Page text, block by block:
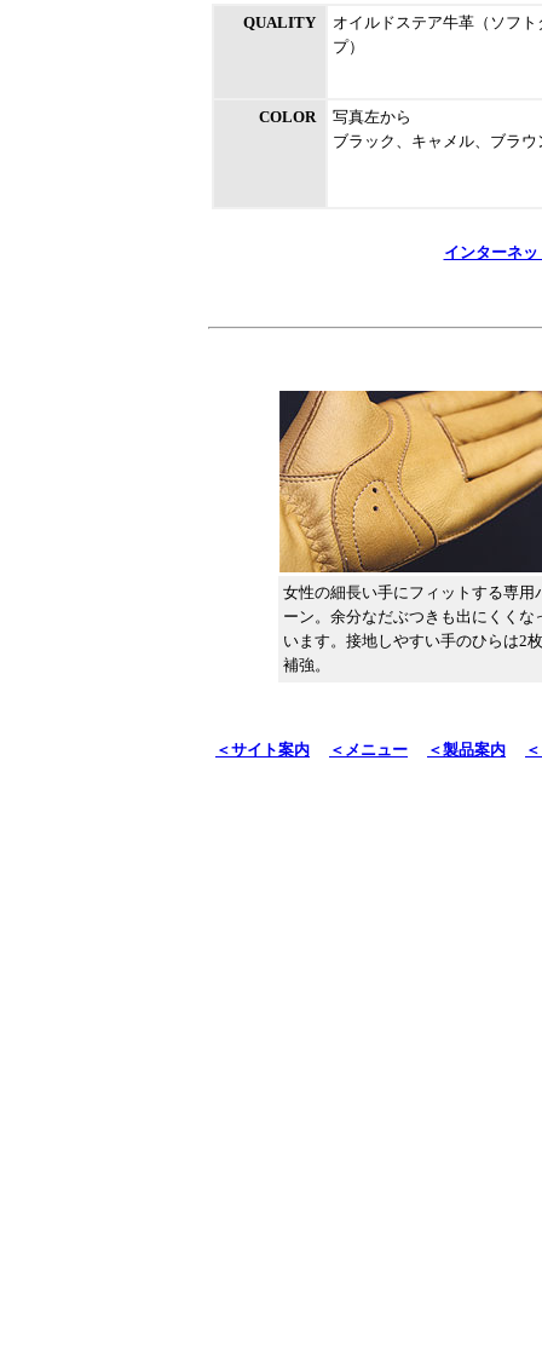
QUALITY
オイルドステア牛革（ソフト
プ）
COLOR
写真左から
ブラック、キャメル、ブラウ
インターネ
女性の細長い手にフィットする専用
ーン。余分なだぶつきも出にくくな
います。接地しやすい手のひらは2
補強。
＜サイト案内 ＜メニュー ＜製品案内